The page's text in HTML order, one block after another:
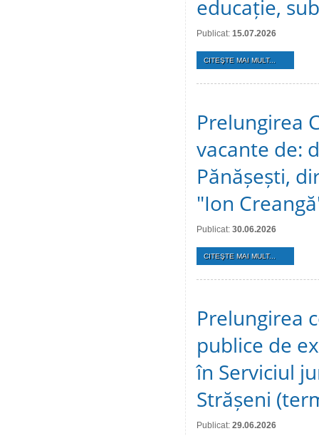
educație,
Publicat: 15.07.2026
CITEŞTE MAI MULT...
Prelungirea
vacante de:
Pănășești,
"Ion
Publicat: 30.06.2026
CITEŞTE MAI MULT...
Prelungirea
publice de
în Serviciul
Strășeni
Publicat: 29.06.2026